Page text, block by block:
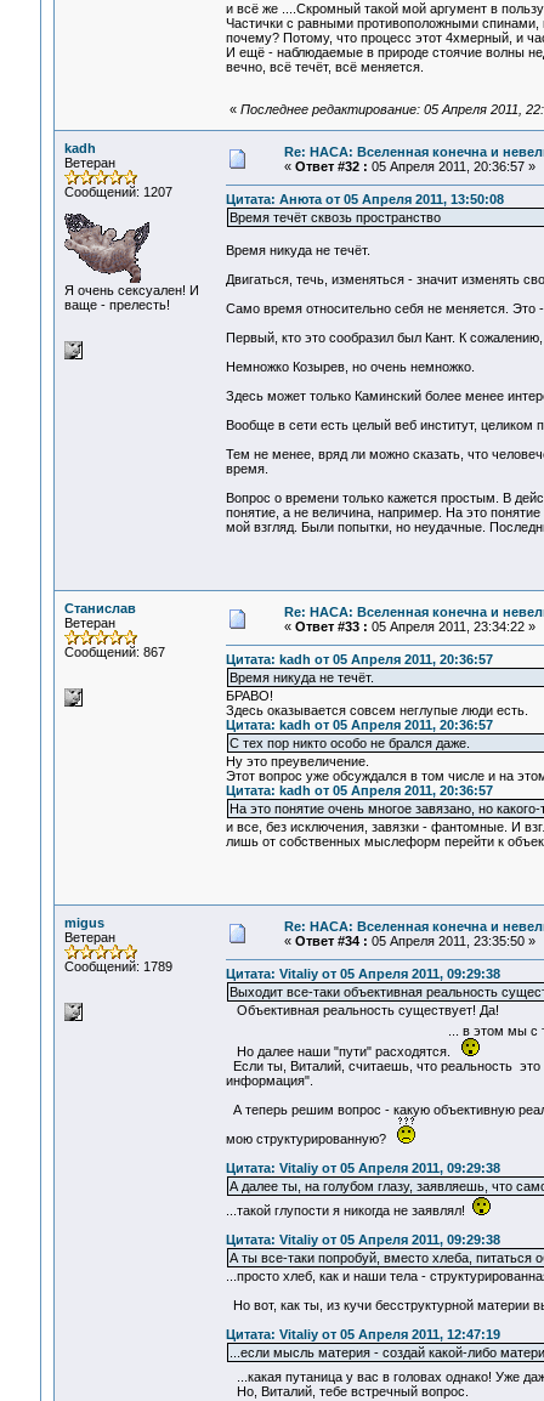
и всё же ....Скромный такой мой аргумент в
Частички с равными противоположными спинами,
почему? Потому, что процесс этот 4хмерный, и
И ещё - наблюдаемые в природе стоячие волны
вечно, всё течёт, всё меняется.
« Последнее редактирование: 05 Апреля 2011,
kadh
Ветеран
Сообщений: 1207
Я очень сексуален! И
ваще - прелесть!
Re: НАСА: Вселенная конечна и
« Ответ #32 : 05 Апреля 2011, 20:36:57 »
Цитата: Анюта от 05 Апреля 2011, 13:50:08
Время течёт сквозь пространство
Время никуда не течёт.
Двигаться, течь, изменяться - значит изменять
Само время относительно себя не меняется.
Первый, кто это сообразил был Кант. К
Немножко Козырев, но очень немножко.
Здесь может только Каминский более менее
Вообще в сети есть целый веб институт,
Тем не менее, вряд ли можно сказать, что
время.
Вопрос о времени только кажется простым. В
понятие, а не величина, например. На это
мой взгляд. Были попытки, но неудачные.
Станислав
Ветеран
Сообщений: 867
Re: НАСА: Вселенная конечна и
« Ответ #33 : 05 Апреля 2011, 23:34:22 »
Цитата: kadh от 05 Апреля 2011, 20:36:57
Время никуда не течёт.
БРАВО!
Здесь оказывается совсем неглупые люди есть.
Цитата: kadh от 05 Апреля 2011, 20:36:57
С тех пор никто особо не брался даже.
Ну это преувеличение.
Этот вопрос уже обсуждался в том числе и на
Цитата: kadh от 05 Апреля 2011, 20:36:57
На это понятие очень многое завязано, но
и все, без исключения, завязки - фантомные. И
лишь от собственных мыслеформ перейти к
migus
Ветеран
Сообщений: 1789
Re: НАСА: Вселенная конечна и
« Ответ #34 : 05 Апреля 2011, 23:35:50 »
Цитата: Vitaliy от 05 Апреля 2011, 09:29:38
Выходит все-таки объективная реальность
Объективная реальность существует! Да!
... в этом мы с тобой
Но далее наши "пути" расходятся.
Если ты, Виталий, считаешь, что реальность это
информация".
А теперь решим вопрос - какую объективную
мою структурированную?
Цитата: Vitaliy от 05 Апреля 2011, 09:29:38
А далее ты, на голубом глазу, заявляешь, что
...такой глупости я никогда не заявлял!
Цитата: Vitaliy от 05 Апреля 2011, 09:29:38
А ты все-таки попробуй, вместо хлеба,
...просто хлеб, как и наши тела -
Но вот, как ты, из кучи бесструктурной
Цитата: Vitaliy от 05 Апреля 2011, 12:47:19
...если мысль материя - создай какой-либо
...какая путаница у вас в головах однако! Уже
Но, Виталий, тебе встречный вопрос.